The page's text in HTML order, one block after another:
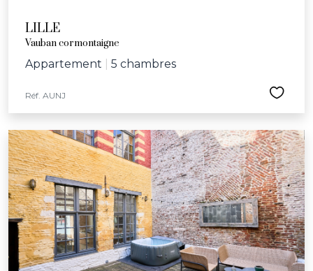
LILLE
Vauban cormontaigne
Appartement 5 chambres
Réf. AUNJ